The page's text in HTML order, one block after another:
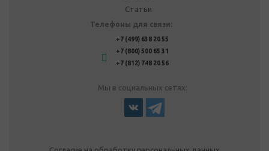
Статьи
Телефоны для связи:
+7 (499) 638 20 55
+7 (800) 500 65 31
+7 (812) 748 20 56
Мы в социальных сетях: